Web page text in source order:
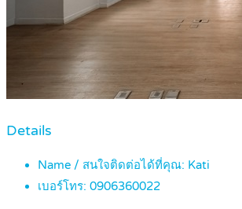
Details
Name / สนใจติดต่อได้ที่คุณ: Kati
เบอร์โทร: 0906360022